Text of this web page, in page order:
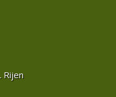
Rijen